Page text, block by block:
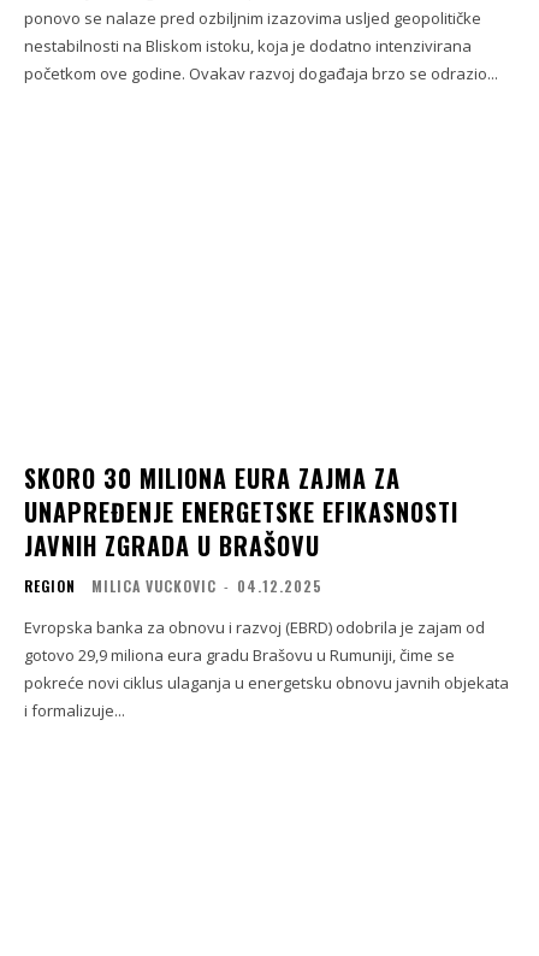
ponovo se nalaze pred ozbiljnim izazovima usljed geopolitičke
nestabilnosti na Bliskom istoku, koja je dodatno intenzivirana
početkom ove godine. Ovakav razvoj događaja brzo se odrazio...
SKORO 30 MILIONA EURA ZAJMA ZA
UNAPREĐENJE ENERGETSKE EFIKASNOSTI
JAVNIH ZGRADA U BRAŠOVU
REGION MILICA VUCKOVIC - 04.12.2025
Evropska banka za obnovu i razvoj (EBRD) odobrila je zajam od
gotovo 29,9 miliona eura gradu Brašovu u Rumuniji, čime se
pokreće novi ciklus ulaganja u energetsku obnovu javnih objekata
i formalizuje...